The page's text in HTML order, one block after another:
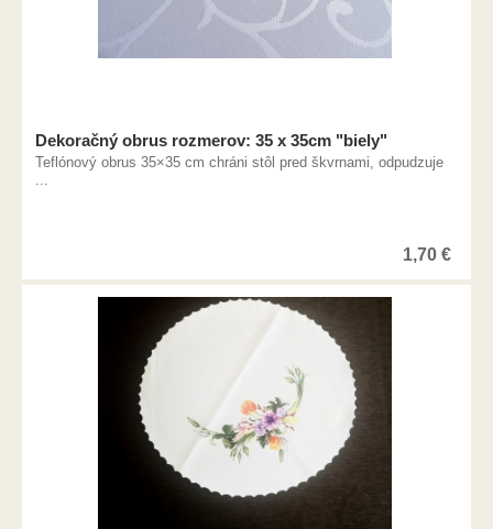
Dekoračný obrus rozmerov: 35 x 35cm "biely"
Teflónový obrus 35×35 cm chráni stôl pred škvrnami, odpudzuje
...
1,70 €